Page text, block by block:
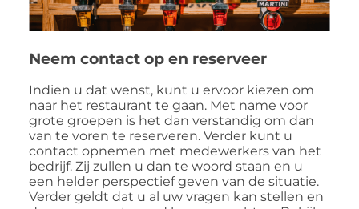
Neem contact op en reserveer
Indien u dat wenst, kunt u ervoor kiezen om
naar het restaurant te gaan. Met name voor
grote groepen is het dan verstandig om dan
van te voren te reserveren. Verder kunt u
contact opnemen met medewerkers van het
bedrijf. Zij zullen u dan te woord staan en u
een helder perspectief geven van de situatie.
Verder geldt dat u al uw vragen kan stellen en